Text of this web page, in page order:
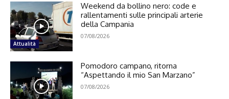
Attualità
Weekend da bollino nero: code e
rallentamenti sulle principali arterie
della Campania
07/08/2026
Pomodoro campano, ritorna
“Aspettando il mio San Marzano”
07/08/2026